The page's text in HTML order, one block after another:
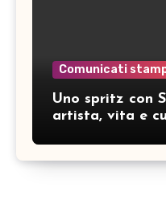
Comunicati
Uno spritz con
artista, vita e